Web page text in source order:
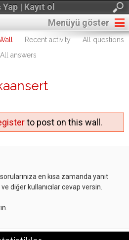
| Kayıt ol
Menüyü göster
Recent activity
All questions
All answers
to post on this wall.
en kısa zamanda yanıt
diğer kullanıcılar cevap versin.